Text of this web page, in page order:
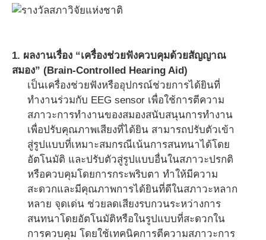
1. ผลงานเรื่อง “เครื่องช่วยฟังควบคุมด้วยสัญญาณ
สมอง” (Brain-Controlled Hearing Aid)
เป็นเครื่องช่วยฟังหรืออุปกรณ์ช่วยการได้ยินที่
ทำงานร่วมกับ EEG sensor เพื่อใช้การตีความ
สภาวะการทำงานของสมองสนับสนุนการทำงาน
เพื่อปรับคุณภาพเสียงที่ได้ยิน สามารถปรับตัวเข้า
สู่รูปแบบที่เหมาะสมกรณีเน้นการสนทนาได้โดย
อัตโนมัติ และปรับตัวสู่รูปแบบอื่นในสภาวะปรกติ
หรือควบคุมโดยการกระพริบตา ทำให้มีความ
สะดวกและมีคุณภาพการได้ยินที่ดีในสภาวะหลาก
หลาย จุดเด่น ช่วยลดเสียงรบกวนระหว่างการ
สนทนาโดยอัตโนมัติหรือในรูปแบบที่สะดวกใน
การควบคุม โดยใช้เทคนิคการตีความสภาวะการ